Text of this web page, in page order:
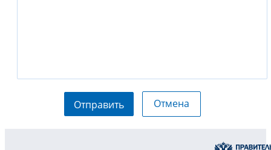
Отправить Отмена